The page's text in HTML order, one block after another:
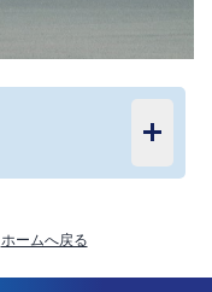
ホームへ戻る